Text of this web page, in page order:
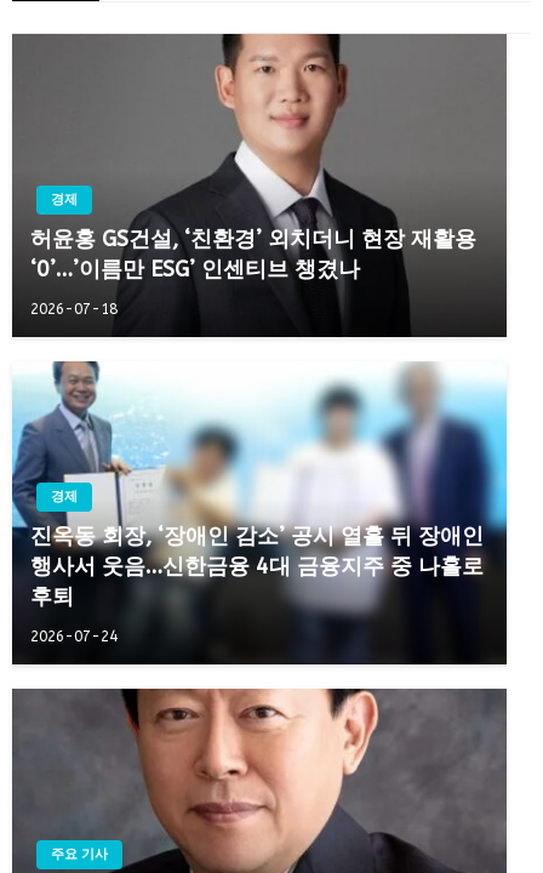
경제
허윤홍 GS건설, ‘친환경’ 외치더니 현장 재활용
‘0’…’이름만 ESG’ 인센티브 챙겼나
2026-07-18
경제
진옥동 회장, ‘장애인 감소’ 공시 열흘 뒤 장애인
행사서 웃음…신한금융 4대 금융지주 중 나홀로
후퇴
2026-07-24
주요 기사